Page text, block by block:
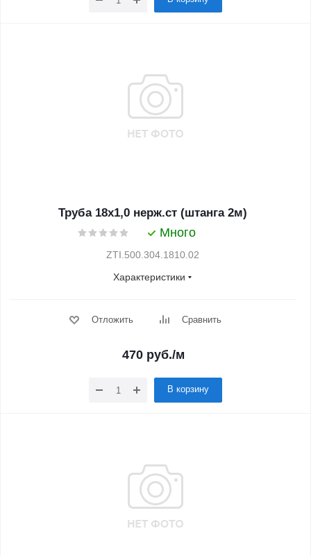
Труба 18x1,0 нерж.ст (штанга 2м)
Много
ZTI.500.304.1810.02
Характеристики
Отложить Сравнить
470руб./м
В корзину